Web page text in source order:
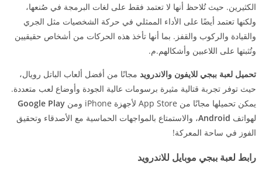
الكثيرين. حيث تُلاحظ أنها لا تعتمد فقط على لغات البرمجة في صُنعها،
ولكنها تعتمد أيضًا على الأداء الممثلي في حركة الشخصيات مثل الجري
والقيادة والركوب والقفز. بما أنها تأخذ هذه الحركات من أشخاص حقيقيين
وتُثبتها على اللاعبين وأشكالهم.م.
تحميل لعبة ببجي للايفون والاندرويد مجانًا من أفضل ألعاب الباتل رويال،
حيث توفر تجربة قتالية مثيرة برسومات عالية الجودة وأوضاع لعب متعددة.
يمكن تحميلها مجانًا من App Store لأجهزة iPhone ومن
Google Play
لهواتف Android، والاستمتاع بالمواجهات الحماسية مع الأصدقاء وتحقيق
الفوز في ساحة المعركة!
رابط لعبة ببجي موبايل للاندرويد